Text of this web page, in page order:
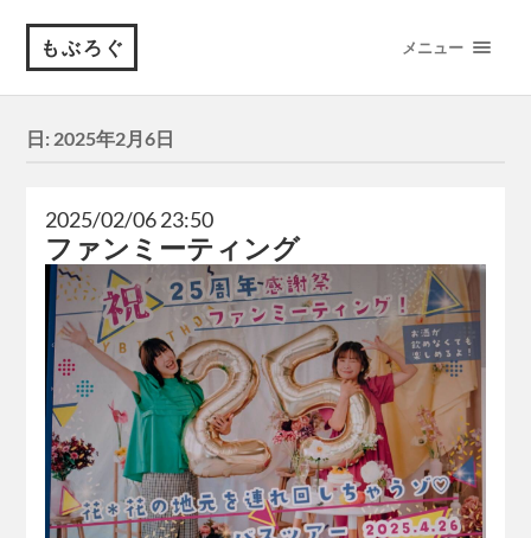
もぶろぐ メニュー
日: 2025年2月6日
2025/02/06 23:50
ファンミーティング